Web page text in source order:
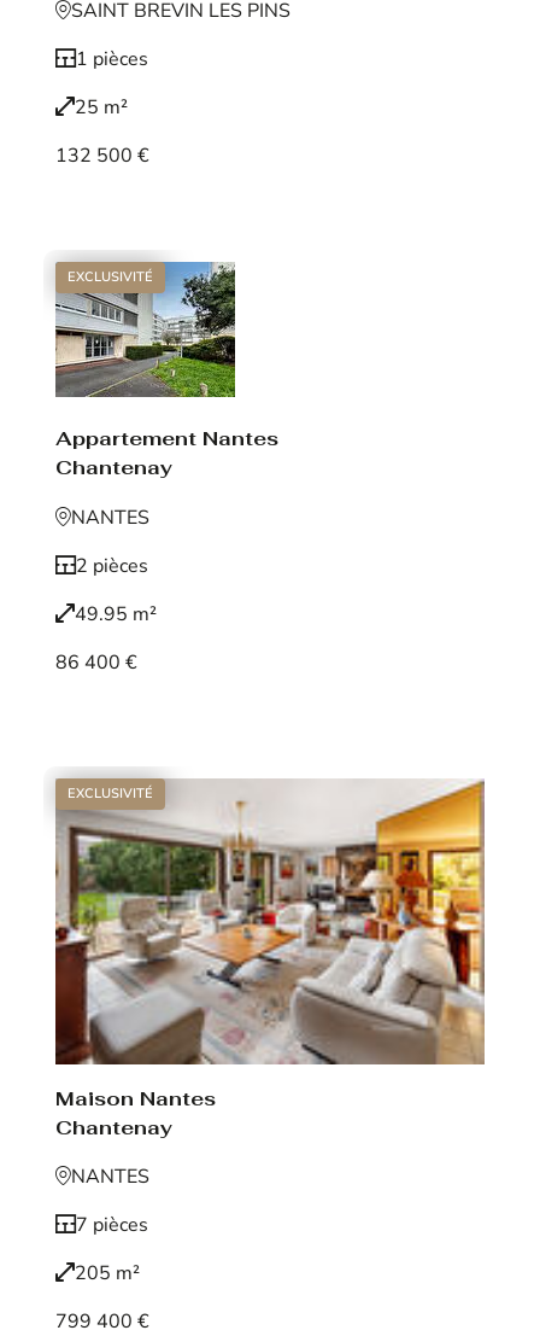
SAINT BREVIN LES PINS
1 pièces
25 m²
132 500 €
EXCLUSIVITÉ
Appartement Nantes
Chantenay
NANTES
2 pièces
49.95 m²
86 400 €
EXCLUSIVITÉ
Maison Nantes
Chantenay
NANTES
7 pièces
205 m²
799 400 €